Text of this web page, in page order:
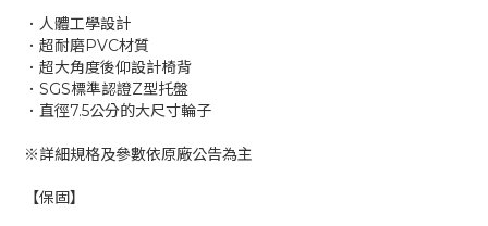
．人體工學設計
．超耐磨PVC材質
．超大角度後仰設計椅背
．SGS標準認證Z型托盤
．直徑7.5公分的大尺寸輪子
※詳細規格及參數依原廠公告為主
【保固】